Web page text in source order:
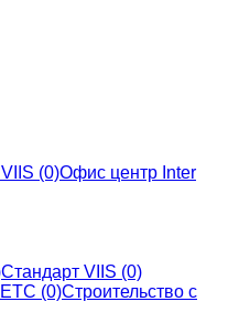
Офис центр Inter
Стандарт VIIS (0)
Строительство с